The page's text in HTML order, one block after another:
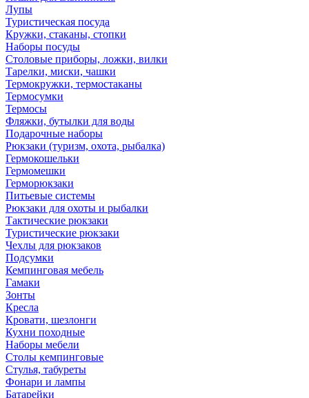
Лупы
Туристическая посуда
Кружки, стаканы, стопки
Наборы посуды
Столовые приборы, ложки, вилки
Тарелки, миски, чашки
Термокружки, термостаканы
Термосумки
Термосы
Фляжки, бутылки для воды
Подарочные наборы
Рюкзаки (туризм, охота, рыбалка)
Гермокошельки
Гермомешки
Герморюкзаки
Питьевые системы
Рюкзаки для охоты и рыбалки
Тактические рюкзаки
Туристические рюкзаки
Чехлы для рюкзаков
Подсумки
Кемпинговая мебель
Гамаки
Зонты
Кресла
Кровати, шезлонги
Кухни походные
Наборы мебели
Столы кемпинговые
Стулья, табуреты
Фонари и лампы
Батарейки